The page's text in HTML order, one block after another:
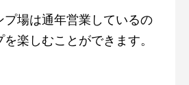
プ場は通年営業しているの
楽しむことができます。